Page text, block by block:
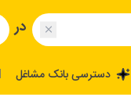
در
دسترسی بانک مشاغل |